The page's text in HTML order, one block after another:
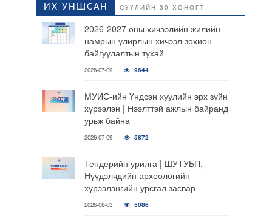
ИХ УНШСАН СҮҮЛИЙН 30 ХОНОГТ
2026-2027 оны хичээлийн жилийн
намрын улирлын хичээл зохион
байгуулалтын тухай
2026-07-09 9644
МУИС-ийн Үндсэн хуулийн эрх зүйн
хүрээлэн | Нээлттэй ажлын байранд
урьж байна
2026-07-09 5872
Тендерийн урилга | ШУТУБП,
Нүүдэлчдийн археологийн
хүрээлэнгийн урсгал засвар
2026-08-03 5086